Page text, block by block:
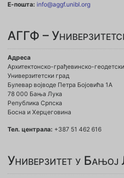
Е-пошта: info@aggf.unibl.org
АГГФ –
Адреса
Архитектонско-грађевинско-
Универзитетски град
Булевар војводе Петра Бојовића 1A
78 000 Бања Лука
Република Српска
Босна и Херцеговина
Тел. централа: +387 51 462 616
Универзитет у Бањој